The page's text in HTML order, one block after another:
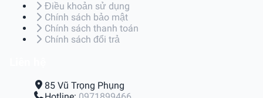
Điều khoản sử dụng
Chính sách bảo mật
Chính sách thanh toán
Chính sách đổi trả
85 Vũ Trọng Phụng